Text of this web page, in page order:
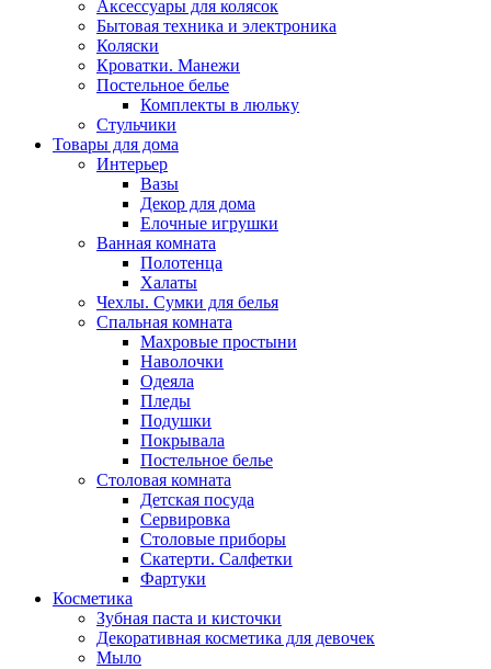
Аксессуары для колясок
Бытовая техника и электроника
Коляски
Кроватки. Манежи
Постельное белье
Комплекты в люльку
Стульчики
Товары для дома
Интерьер
Вазы
Декор для дома
Елочные игрушки
Ванная комната
Полотенца
Халаты
Чехлы. Сумки для белья
Спальная комната
Махровые простыни
Наволочки
Одеяла
Пледы
Подушки
Покрывала
Постельное белье
Столовая комната
Детская посуда
Сервировка
Столовые приборы
Скатерти. Салфетки
Фартуки
Косметика
Зубная паста и кисточки
Декоративная косметика для девочек
Мыло